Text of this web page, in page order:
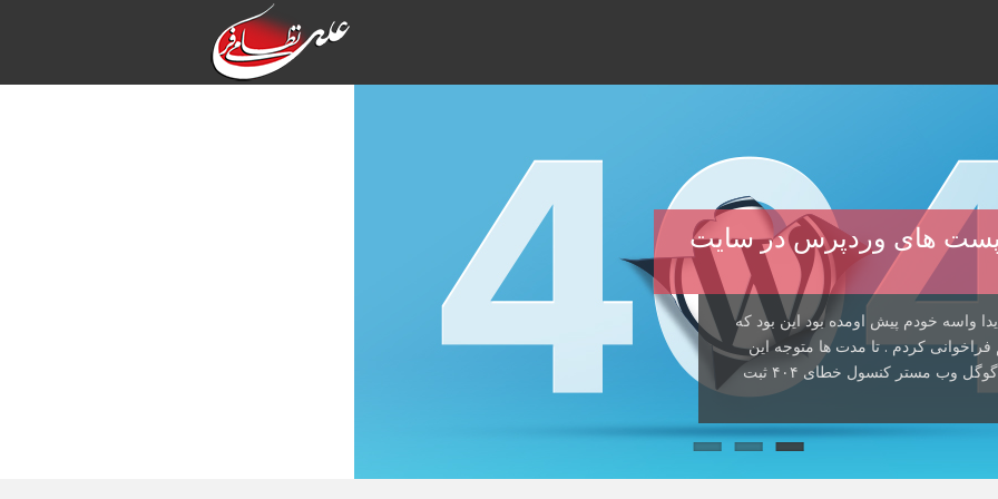
صدا زدن پست های وردپرس در سایت
واسه خودم پیش اومده بود این بود که
کردم . تا مدت ها متوجه این
مشکل نشده بودم که دیدم سئوی سایت خراب شده و گوگل وب مستر کنسول خطای ۴۰۴ ثبت
پست قصد دارم راه حل یک خطای اعصاب